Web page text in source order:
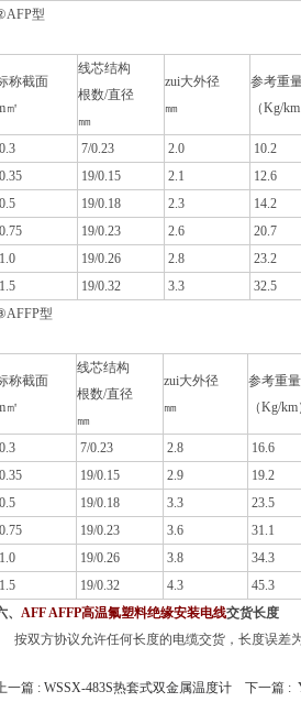
型
称截面
㎡
线芯结构
根数/直径
㎜
zui大外径
㎜
参考重
（Kg/km
7/0.23 2.0 10.2
19/0.15 2.1 12.6
19/0.18 2.3 14.2
19/0.23 2.6 20.7
19/0.26 2.8 23.2
19/0.32 3.3 32.5
型
称截面
㎡
线芯结构
根数/直径
㎜
zui大外径
㎜
参考重量
（Kg/km
7/0.23 2.8 16.6
19/0.15 2.9 19.2
19/0.18 3.3 23.5
19/0.23 3.6 31.1
19/0.26 3.8 34.3
19/0.32 4.3 45.3
、 AFF AFFP高温氟塑料绝缘安装电线交货长度
双方协议允许任何长度的电缆交货，长度误差
一篇 : WSSX-483S热套式双金属温度计 下一篇 :